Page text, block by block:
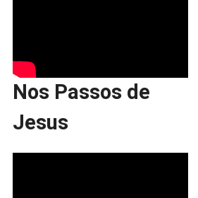
Nos Passos de
Jesus